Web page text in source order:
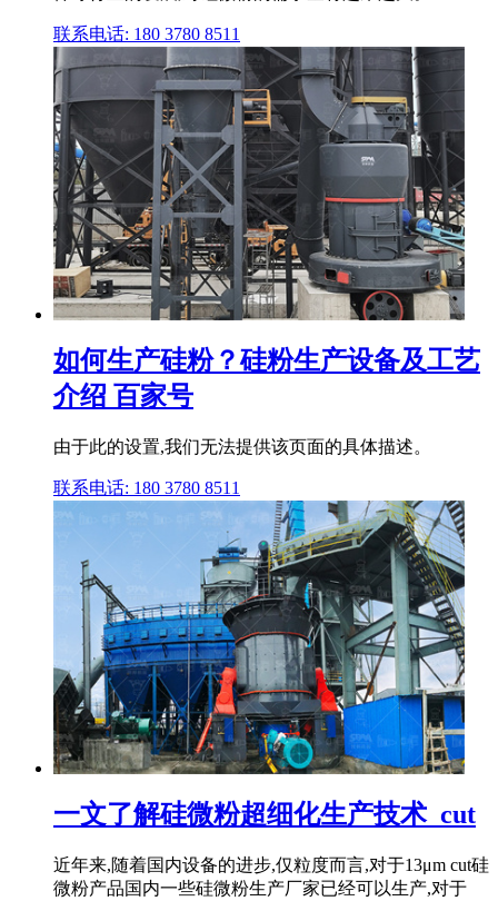
联系电话: 180 3780 8511
如何生产硅粉？硅粉生产设备及工艺
介绍 百家号
由于此的设置,我们无法提供该页面的具体描述。
联系电话: 180 3780 8511
一文了解硅微粉超细化生产技术_cut
近年来,随着国内设备的进步,仅粒度而言,对于13μm cut硅
微粉产品国内一些硅微粉生产厂家已经可以生产,对于